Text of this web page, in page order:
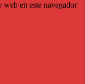
en este navegador